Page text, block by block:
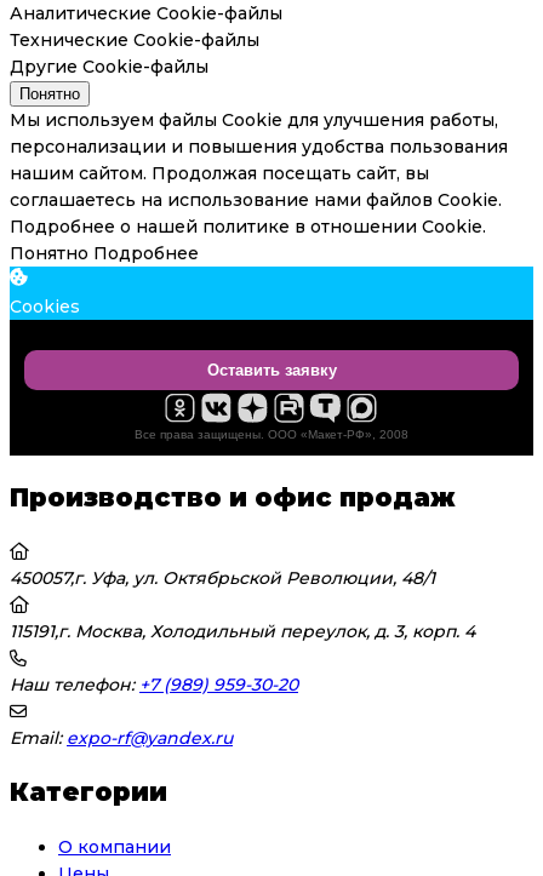
Аналитические Cookie-файлы
Технические Cookie-файлы
Другие Cookie-файлы
Понятно
Мы используем файлы Cookie для улучшения работы,
персонализации и повышения удобства пользования
нашим сайтом. Продолжая посещать сайт, вы
соглашаетесь на использование нами файлов Cookie.
Подробнее о нашей политике в отношении Cookie.
Понятно Подробнее
Cookies
Оставить заявку
Все права защищены. ООО «Макет-РФ», 2008
Производство и офис продаж
450057,г. Уфа, ул. Октябрьской Революции, 48/1
115191,г. Москва, Холодильный переулок, д. 3, корп. 4
Наш телефон: +7 (989) 959-30-20
Email: expo-rf@yandex.ru
Категории
О компании